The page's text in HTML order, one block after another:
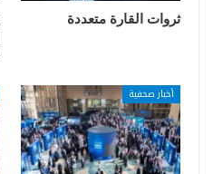
ثروات القارة متعددة
أخبار صحفية